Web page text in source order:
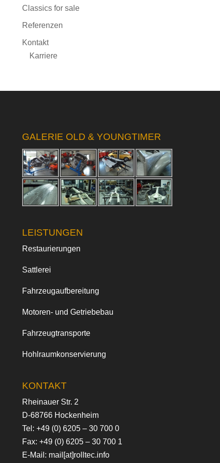
Classics for sale
Referenzen
Kontakt
Karriere
GALERIE OLD & YOUNGTIMER
LEISTUNGEN
Restaurierungen
Sattlerei
Fahrzeugaufbereitung
Motoren- und Getriebebau
Fahrzeugtransporte
Hohlraumkonservierung
KONTAKT
Rheinauer Str. 2
D-68766 Hockenheim
Tel: +49 (0) 6205 – 30 700 0
Fax: +49 (0) 6205 – 30 700 1
E-Mail: mail[at]rolltec.info